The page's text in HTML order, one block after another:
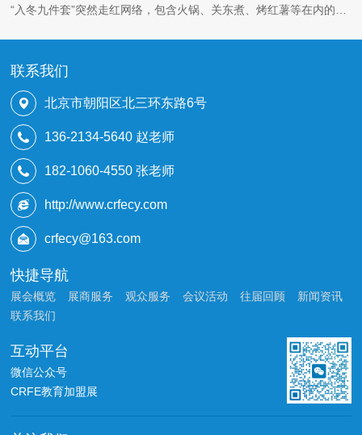
联系我们
北京市朝阳区北三环东路6号
136-2134-5640 赵老师
182-1060-4550 张老师
http://www.crfecy.com
crfecy@163.com
快捷导航
展会概览 展商服务 观众服务 会议活动 往届回顾
新闻资讯
联系我们
互动平台
微信公众号
CRFE教育加盟展